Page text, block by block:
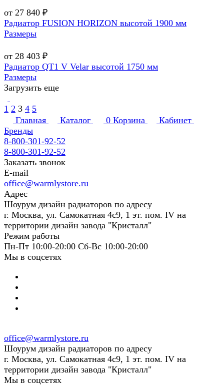
от 27 840 ₽
Радиатор FUSION HORIZON высотой 1900 мм
Размеры
от 28 403 ₽
Радиатор QT1 V Velar высотой 1750 мм
Размеры
Загрузить еще
1 2 3 4 5
Главная
Каталог 0 Корзина
Кабинет
Бренды
8-800-301-92-52
8-800-301-92-52
Заказать звонок
E-mail
office@warmlystore.ru
Адрес
Шоурум дизайн радиаторов по адресу
г. Москва, ул. Самокатная 4с9, 1 эт. пом. IV на
территории дизайн завода "Кристалл"
Режим работы
Пн-Пт 10:00-20:00 Сб-Вс 10:00-20:00
Мы в соцсетях
office@warmlystore.ru
Шоурум дизайн радиаторов по адресу
г. Москва, ул. Самокатная 4с9, 1 эт. пом. IV на
территории дизайн завода "Кристалл"
Мы в соцсетях